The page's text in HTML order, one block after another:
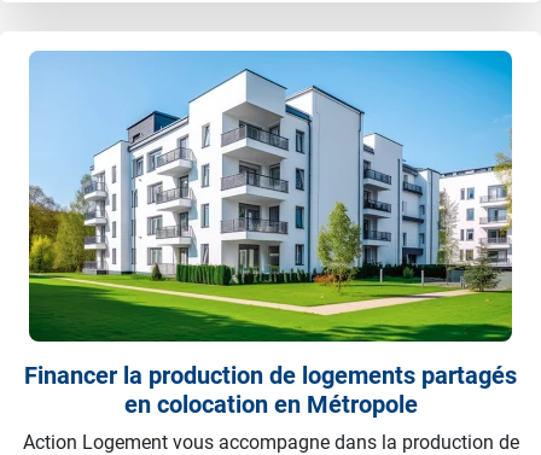
Financer la production de logements partagés
en colocation en Métropole
Action Logement vous accompagne dans la production de